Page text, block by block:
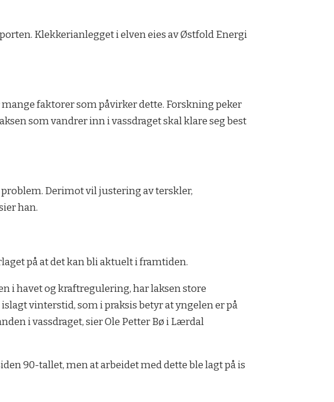
Klekkerianlegget i elven eies av Østfold Energi
faktorer som påvirker dette. Forskning peker
som vandrer inn i vassdraget skal klare seg best
Derimot vil justering av terskler,
han.
på at det kan bli aktuelt i framtiden.
i havet og kraftregulering, har laksen store
vinterstid, som i praksis betyr at yngelen er på
i vassdraget, sier Ole Petter Bø i Lærdal
90-tallet, men at arbeidet med dette ble lagt på is